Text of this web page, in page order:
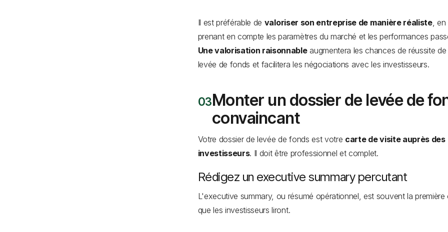
Il est préférable de valoriser son entreprise de manière réaliste, en
prenant en compte les paramètres du marché et les performances
Une valorisation raisonnableaugmentera les chances de réussite de
levée de fonds et facilitera les négociations avec les investisseurs.
Monter un dossier de levée de
convaincant
Votre dossier de levée de fonds est votre carte de visite auprès des
investisseurs. Il doit être professionnel et complet.
Rédigez un executive summary percutant
L'executive summary, ou résumé opérationnel, est souvent la première
que les investisseurs liront.